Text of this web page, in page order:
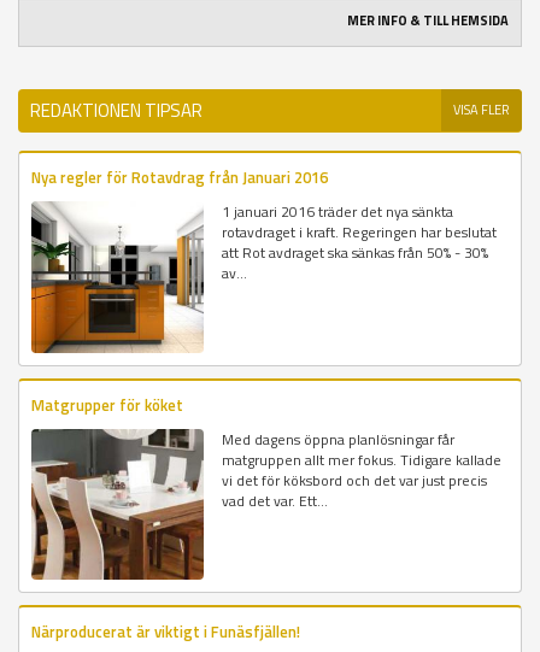
MER INFO & TILL HEMSIDA
REDAKTIONEN TIPSAR VISA FLER
Nya regler för Rotavdrag från Januari 2016
1 januari 2016 träder det nya sänkta
rotavdraget i kraft. Regeringen har beslutat
att Rot avdraget ska sänkas från 50% - 30%
av...
Matgrupper för köket
Med dagens öppna planlösningar får
matgruppen allt mer fokus. Tidigare kallade
vi det för köksbord och det var just precis
vad det var. Ett...
Närproducerat är viktigt i Funäsfjällen!